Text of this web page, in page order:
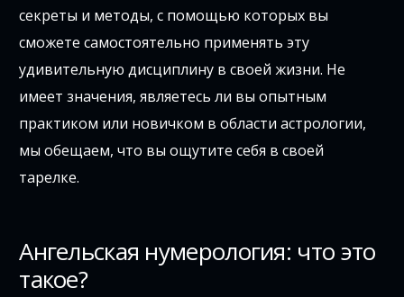
секреты и методы, с помощью которых вы
сможете самостоятельно применять эту
удивительную дисциплину в своей жизни. Не
имеет значения, являетесь ли вы опытным
практиком или новичком в области астрологии,
мы обещаем, что вы ощутите себя в своей
тарелке.
Ангельская нумерология: что это
такое?